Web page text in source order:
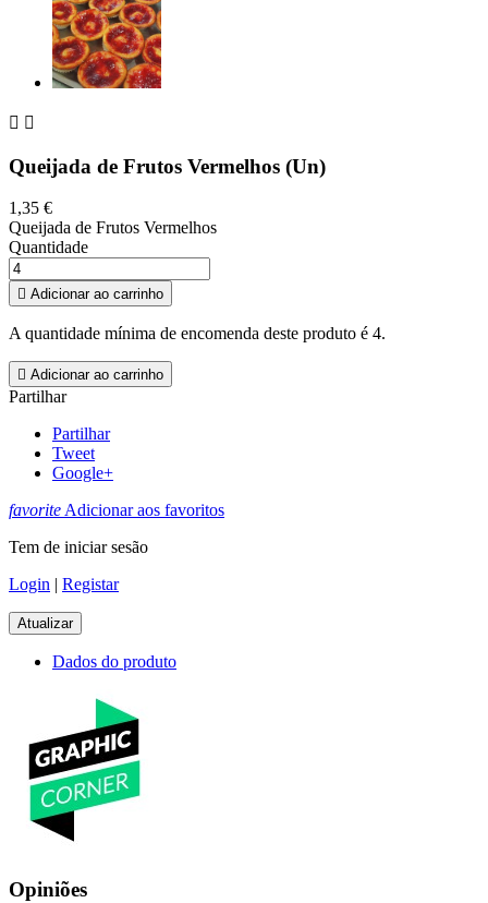
 
Queijada de Frutos Vermelhos (Un)
1,35 €
Queijada de Frutos Vermelhos
Quantidade
 Adicionar ao carrinho
A quantidade mínima de encomenda deste produto é 4.
 Adicionar ao carrinho
Partilhar
Partilhar
Tweet
Google+
favoriteAdicionar aos favoritos
Tem de iniciar sesão
Login | Registar
Dados do produto
Opiniões